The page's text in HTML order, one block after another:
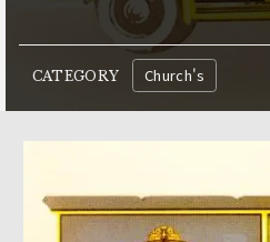
CATEGORY Church's